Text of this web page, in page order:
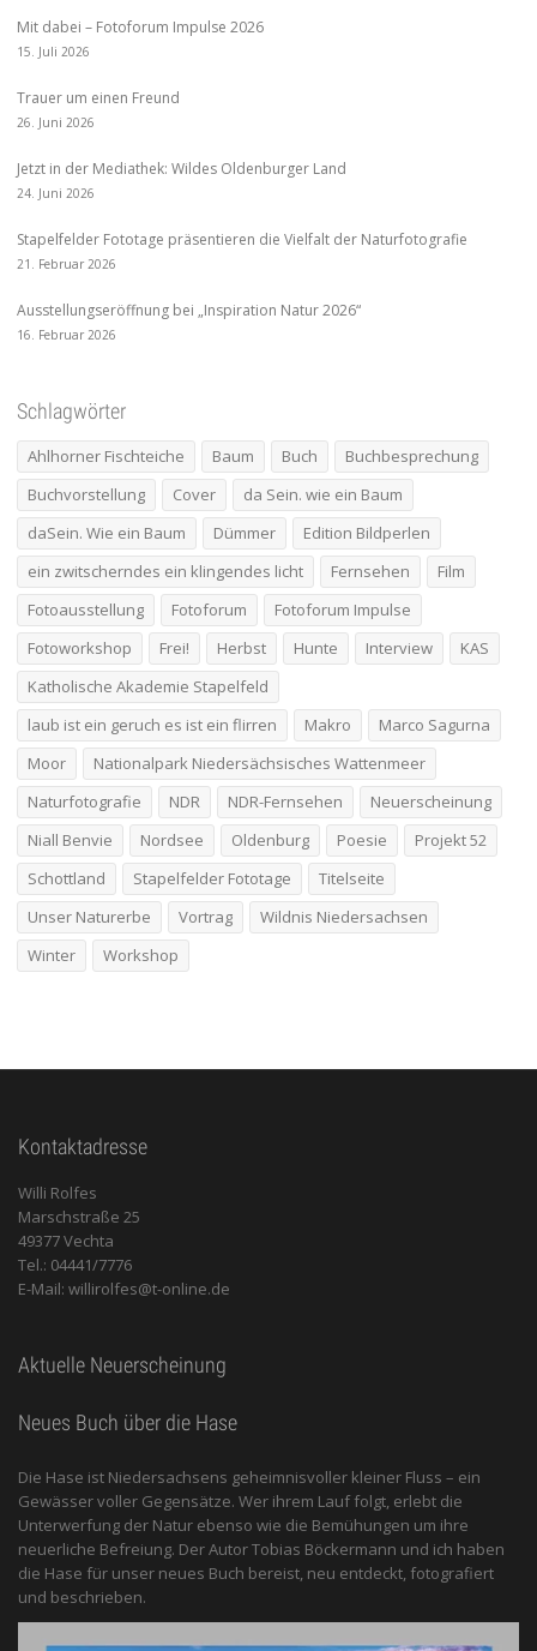
Mit dabei – Fotoforum Impulse 2026
15. Juli 2026
Trauer um einen Freund
26. Juni 2026
Jetzt in der Mediathek: Wildes Oldenburger Land
24. Juni 2026
Stapelfelder Fototage präsentieren die Vielfalt der Naturfotografie
21. Februar 2026
Ausstellungseröffnung bei „Inspiration Natur 2026“
16. Februar 2026
Schlagwörter
Ahlhorner Fischteiche Baum Buch
Buchbesprechung
Buchvorstellung
Cover
da Sein. wie ein Baum
daSein. Wie ein Baum
Dümmer
Edition Bildperlen
ein zwitscherndes ein klingendes licht
Fernsehen
Film
Fotoausstellung
Fotoforum
Fotoforum Impulse
Fotoworkshop
Frei! Herbst Hunte Interview
KAS
Katholische Akademie Stapelfeld
laub ist ein geruch es ist ein flirren
Makro
Marco Sagurna
Moor
Nationalpark Niedersächsisches Wattenmeer
Naturfotografie
NDR NDR-Fernsehen
Neuerscheinung
Niall Benvie
Nordsee Oldenburg Poesie
Projekt 52
Schottland
Stapelfelder Fototage
Titelseite
Unser Naturerbe
Vortrag
Wildnis Niedersachsen
Winter
Workshop
Kontaktadresse
Willi Rolfes
Marschstraße 25
49377 Vechta
Tel.: 04441/7776
E-Mail: willirolfes@t-online.de
Aktuelle Neuerscheinung
Neues Buch über die Hase
Die Hase ist Niedersachsens geheimnisvoller kleiner Fluss – ein
Gewässer voller Gegensätze. Wer ihrem Lauf folgt, erlebt die
Unterwerfung der Natur ebenso wie die Bemühungen um ihre
neuerliche Befreiung. Der Autor Tobias Böckermann und ich haben
die Hase für unser neues Buch bereist, neu entdeckt, fotografiert
und beschrieben.